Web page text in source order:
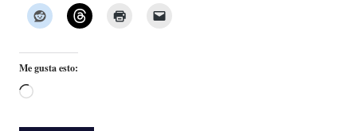
Me gusta esto:
Cargando...